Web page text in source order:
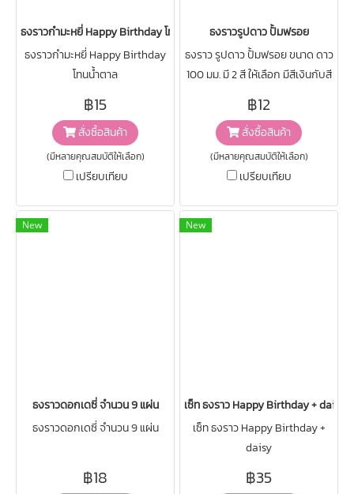
ธงราวกำมะหยี่ Happy Birthday โทนน้ำตาล
ธงราวกำมะหยี่ Happy Birthday
โทนน้ำตาล
฿15
สั่งซื้อสินค้า
(มีหลายคุณสมบัติให้เลือก)
เปรียบเทียบ
ธงราวรูปดาว ปั้มฟรอย
ธงราว รูปดาว ปั้มฟรอย ขนาด ดาว
100 มม. มี 2 สี ให้เลือก มีสีเงินกับสี
ทอง งานสวยคุ้มเกินราคาแน่นอนค่ะ
฿12
สั่งซื้อสินค้า
(มีหลายคุณสมบัติให้เลือก)
เปรียบเทียบ
New
ธงราวดอกเดซี่ จำนวน 9 แผ่น
ธงราวดอกเดซี่ จำนวน 9 แผ่น
฿18
New
เซ็ท ธงราว Happy Birthday + daisy
เซ็ท ธงราว Happy Birthday +
daisy
฿35